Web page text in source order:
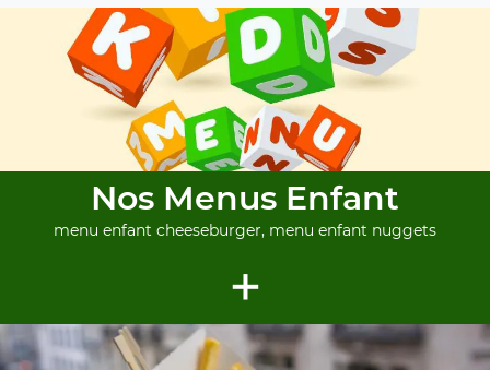
Nos Menus Enfant
menu enfant cheeseburger, menu enfant nuggets
+